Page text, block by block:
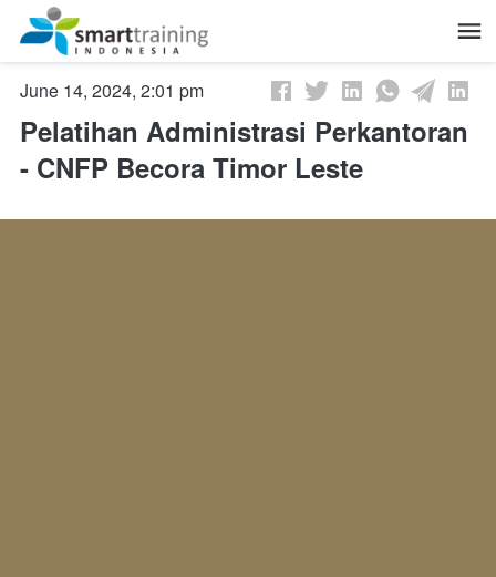
June 14, 2024, 2:01 pm
Pelatihan Administrasi Perkantoran
- CNFP Becora Timor Leste